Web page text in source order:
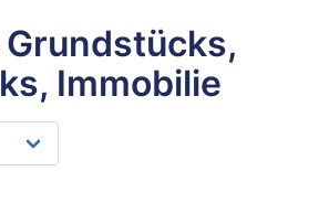
Grundstücks,
Immobilie